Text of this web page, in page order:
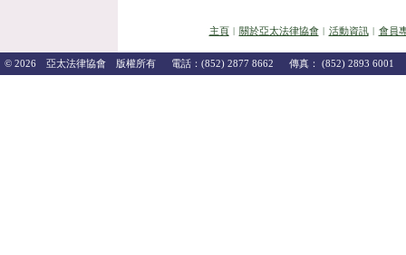
主頁︱ 關於亞太法律協會︱ 活動資訊︱ 會員
© 2026 亞太法律協會 版權所有 電話：(852) 2877 8662 傳真： (852) 2893 6001